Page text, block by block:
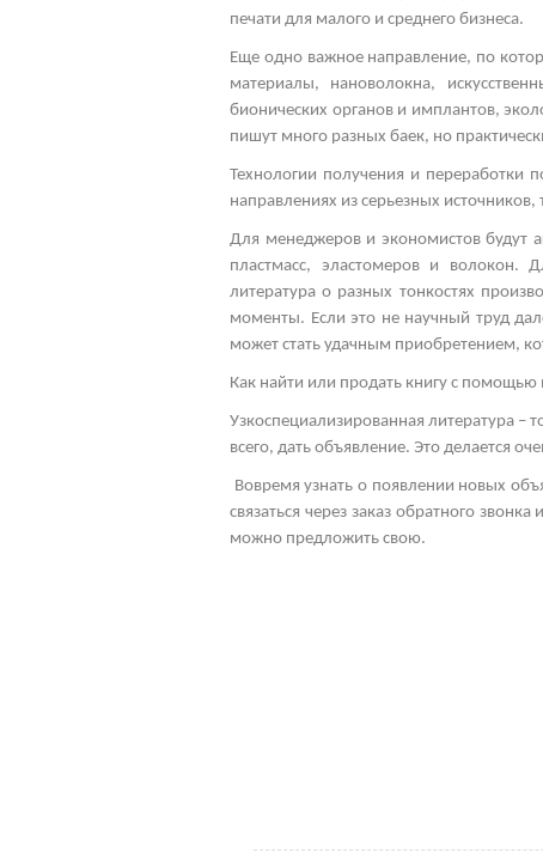
печати для малого и среднего бизнеса.
Еще одно важное направление, по
материалы, нановолокна,
бионических органов и имплантов,
пишут много разных баек, но
Технологии получения и переработки
направлениях из серьезных
Для менеджеров и экономистов будут
пластмасс, эластомеров и волокон.
литература о разных тонкостях
моменты. Если это не научный труд
может стать удачным приобретением,
Как найти или продать книгу с
Узкоспециализированная литература
всего, дать объявление. Это делается
Вовремя узнать о появлении новых
связаться через заказ обратного
можно предложить свою.